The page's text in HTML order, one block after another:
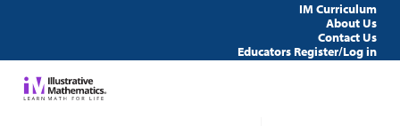
IM Curriculum
About Us
Contact Us
Educators Register/Log in